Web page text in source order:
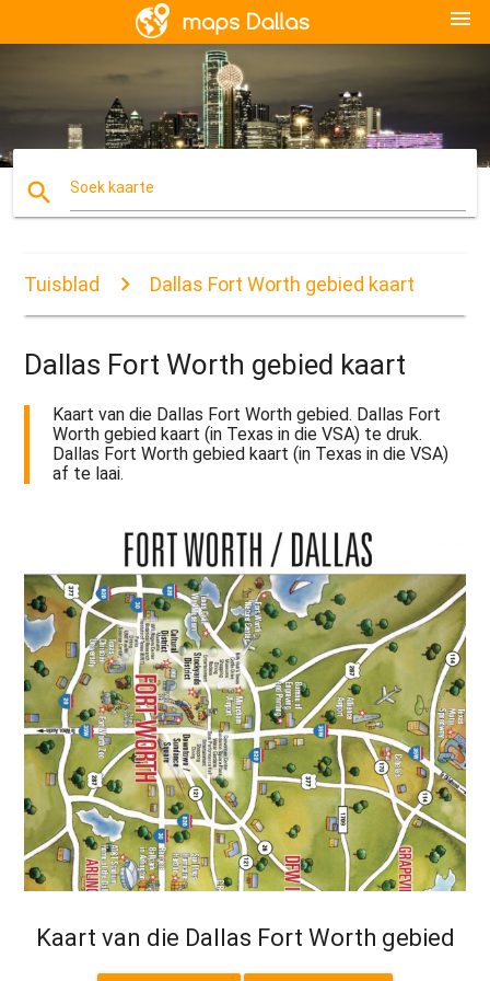
menu
search Soek kaarte
Tuisblad Dallas Fort Worth gebied kaart
Dallas Fort Worth gebied kaart
Kaart van die Dallas Fort Worth gebied. Dallas Fort
Worth gebied kaart (in Texas in die VSA) te druk.
Dallas Fort Worth gebied kaart (in Texas in die VSA)
af te laai.
Kaart van die Dallas Fort Worth gebied